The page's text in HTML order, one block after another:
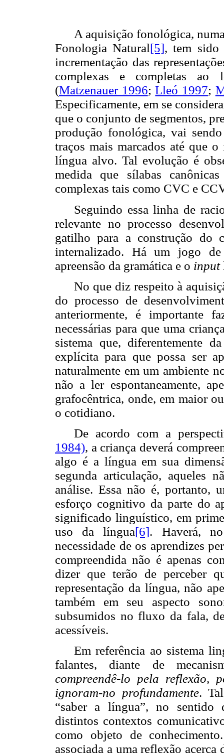
A aquisição fonológica,
Fonologia Natural[5], tem sido
incrementação das
complexas e completas ao
(Matzenauer 1996;Lleó 1997;
Especificamente, em se
que o conjunto de segmentos,
produção fonológica, vai
traços mais marcados até que
língua alvo. Tal evolução é
medida que sílabas
complexas tais como CVC e
Seguindo essa linha de
relevante no processo
gatilho para a construção do
internalizado. Há um jogo de
apreensão da gramática e o input
No que diz respeito à
do processo de
anteriormente, é importante
necessárias para que uma
sistema que, diferentemente
explícita para que possa ser
naturalmente em um ambiente
não a ler espontaneamente,
grafocêntrica, onde, em maior
o cotidiano.
De acordo com a
1984), a criança deverá
algo é a língua em sua
segunda articulação, aqueles
análise. Essa não é, portanto,
esforço cognitivo da parte do
significado linguístico, em
uso da língua[6]. Haverá,
necessidade de os aprendizes
compreendida não é apenas
dizer que terão de perceber
representação da língua, não
também em seu aspecto
subsumidos no fluxo da fala,
acessíveis.
Em referência ao sistema
falantes, diante de
compreendê-lo pela reflexão,
ignoram-no profundamente.
“saber a língua”, no sentido
distintos contextos
como objeto de
associada a uma reflexão